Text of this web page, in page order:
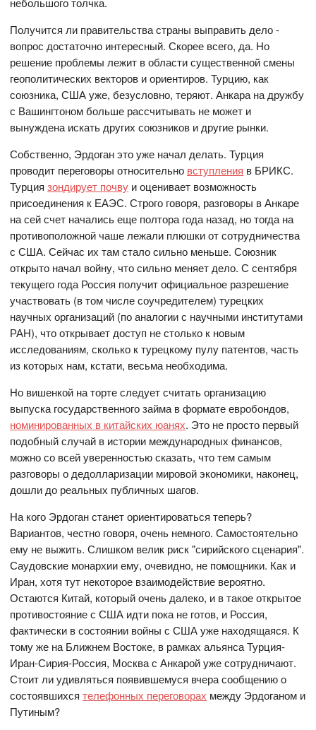
Получится ли правительства страны выправить дело -
вопрос достаточно интересный. Скорее всего, да. Но
решение проблемы лежит в области существенной смены
геополитических векторов и ориентиров. Турцию, как
союзника, США уже, безусловно, теряют. Анкара на дружбу
с Вашингтоном больше рассчитывать не может и
вынуждена искать других союзников и другие рынки.
Собственно, Эрдоган это уже начал делать. Турция
проводит переговоры относительно вступления в БРИКС.
Турциязондирует почву и оценивает возможность
присоединения к ЕАЭС. Строго говоря, разговоры в Анкаре
на сей счет начались еще полтора года назад, но тогда на
противоположной чаше лежали плюшки от сотрудничества
с США. Сейчас их там стало сильно меньше. Союзник
открыто начал войну, что сильно меняет дело. С сентября
текущего года Россия получит официальное разрешение
участвовать (в том числе соучредителем) турецких
научных организаций (по аналогии с научными институтами
РАН), что открывает доступ не столько к новым
исследованиям, сколько к турецкому пулу патентов, часть
из которых нам, кстати, весьма необходима.
Но вишенкой на торте следует считать организацию
выпуска государственного займа в формате евробондов,
номинированных в китайских юанях. Это не просто первый
подобный случай в истории международных финансов,
можно со всей уверенностью сказать, что тем самым
разговоры о дедолларизации мировой экономики, наконец,
дошли до реальных публичных шагов.
На кого Эрдоган станет ориентироваться теперь?
Вариантов, честно говоря, очень немного. Самостоятельно
ему не выжить. Слишком велик риск "сирийского сценария".
Саудовские монархии ему, очевидно, не помощники. Как и
Иран, хотя тут некоторое взаимодействие вероятно.
Остаются Китай, который очень далеко, и в такое открытое
противостояние с США идти пока не готов, и Россия,
фактически в состоянии войны с США уже находящаяся. К
тому же на Ближнем Востоке, в рамках альянса Турция-
Иран-Сирия-Россия, Москва с Анкарой уже сотрудничают.
Стоит ли удивляться появившемуся вчера сообщению о
состоявшихсятелефонных переговорах между Эрдоганом и
Путиным?